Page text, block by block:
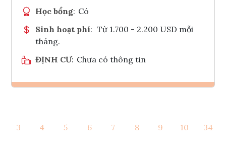
Học bổng: Có
Sinh hoạt phí: Từ 1.700 - 2.200 USD mỗi
tháng.
ĐỊNH CƯ: Chưa có thông tin
Tham vấn Interlink
3 4 5 6 7 8 9 10 34